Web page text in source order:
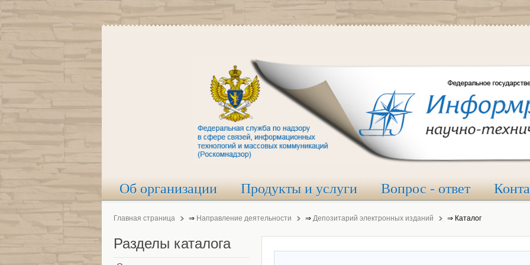
Об организации Продукты и услуги Вопрос - ответ
Главная страница ⇒ Направление деятельности ⇒ Депозитарий электронных изданий ⇒ Каталог
Разделы каталога